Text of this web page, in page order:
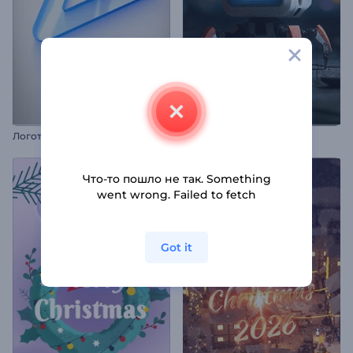
Логотип "Чистота контуров" Интро "Робот-паук"
Что-то пошло не так. Something
went wrong. Failed to fetch
Got it